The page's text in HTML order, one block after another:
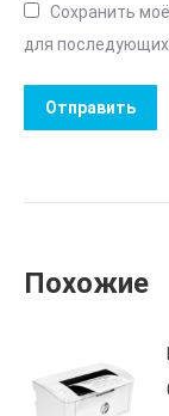
Сохранить
для
Похожие